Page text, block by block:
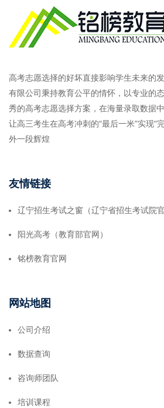
高考志愿选择的好坏直接影响学生未来的
有限公司秉持教育公平的情怀，以专业的
秀的高考志愿选择方案，在海量录取数据
让高三考生在高考冲刺的“最后一米”实现“
外一段辉煌
友情链接
辽宁招生考试之窗（辽宁省招生考试院官
阳光高考（教育部官网）
铭榜教育官网
网站地图
公司介绍
数据查询
咨询师团队
培训课程